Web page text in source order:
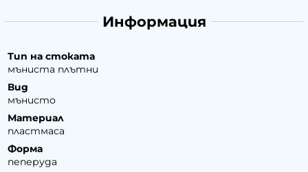
Информация
Тип на стоката
мъниста плътни
Вид
мънисто
Материал
пластмаса
Форма
пеперуда